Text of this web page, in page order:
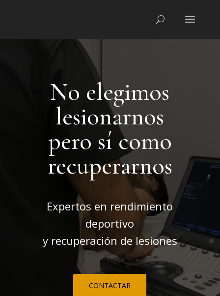
No elegimos
lesionarnos
pero sí como
recuperarnos
Expertos en rendimiento
deportivo
y recuperación de lesiones
CONTACTAR